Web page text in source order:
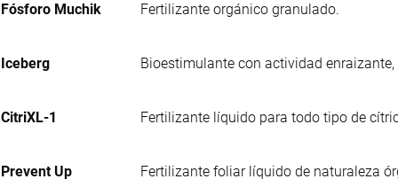
Fósforo Muchik Fertilizante orgánico granulado.
Iceberg Bioestimulante con actividad
CitriXL-1 Fertilizante líquido para todo tipo de
Prevent Up Fertilizante foliar líquido de naturaleza